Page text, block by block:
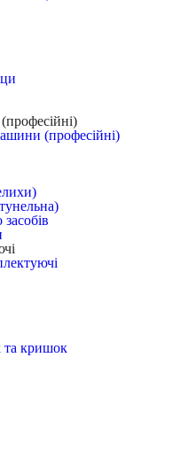
(професійні)
та кришок